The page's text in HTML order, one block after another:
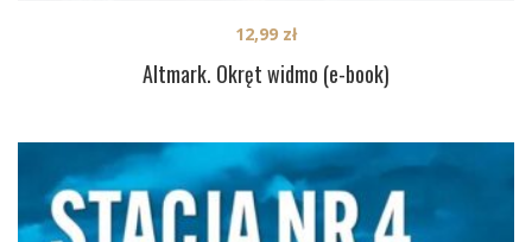
Altmark. Okręt widmo (e-book)
12,99 zł